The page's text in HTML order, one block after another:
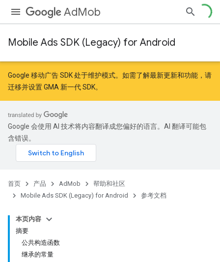
AdMob
Mobile Ads SDK (Legacy) for Android
Google 移动广告 SDK 处于维护模式。如需了解最新更新和功能，请
迁移并设置 GMA 新一代 SDK。
Google 会使用 AI 技术将内容翻译成您偏好的语言。AI 翻译可能包
含错误。
首页 产品 AdMob
帮助和社区
Mobile Ads SDK (Legacy) for Android
参考文档
本页内容
摘要
公共构造函数
继承的常量